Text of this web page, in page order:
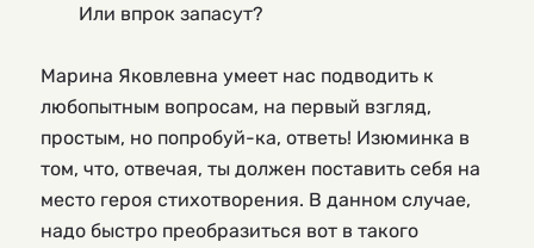
	Или впрок запасут?
Марина Яковлевна умеет нас подводить к
любопытным вопросам, на первый взгляд,
простым, но попробуй-ка, ответь! Изюминка в
том, что, отвечая, ты должен поставить себя на
место героя стихотворения. В данном случае,
надо быстро преобразиться вот в такого